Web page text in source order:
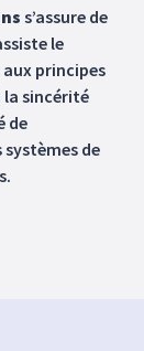
s’assure de
le
principes
la sincérité
de
de